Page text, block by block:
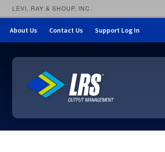
LEVI, RAY & SHOUP, INC.
About Us Contact Us Support Log In
LRS Output Management